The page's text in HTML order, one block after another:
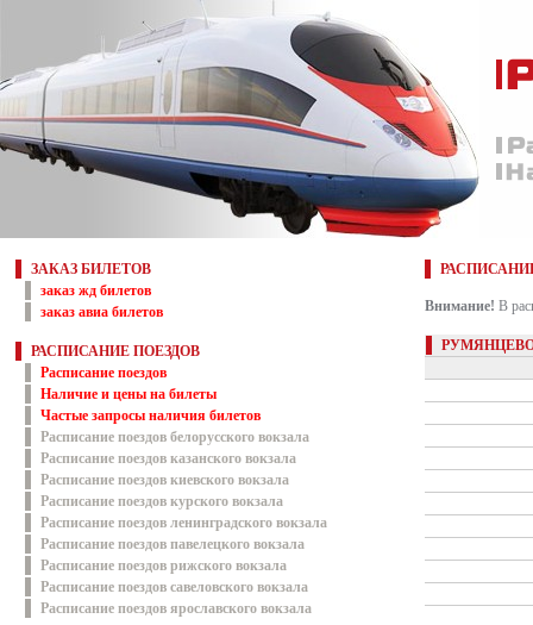
ЗАКАЗ БИЛЕТОВ
заказ жд билетов
заказ авиа билетов
РАСПИСАНИЕ ПОЕЗДОВ
Расписание поездов
Наличие и цены на билеты
Частые запросы наличия билетов
Расписание поездов белорусского вокзала
Расписание поездов казанского вокзала
Расписание поездов киевского вокзала
Расписание поездов курского вокзала
Расписание поездов ленинградского вокзала
Расписание поездов павелецкого вокзала
Расписание поездов рижского вокзала
Расписание поездов савеловского вокзала
Расписание поездов ярославского вокзала
Внимание! В